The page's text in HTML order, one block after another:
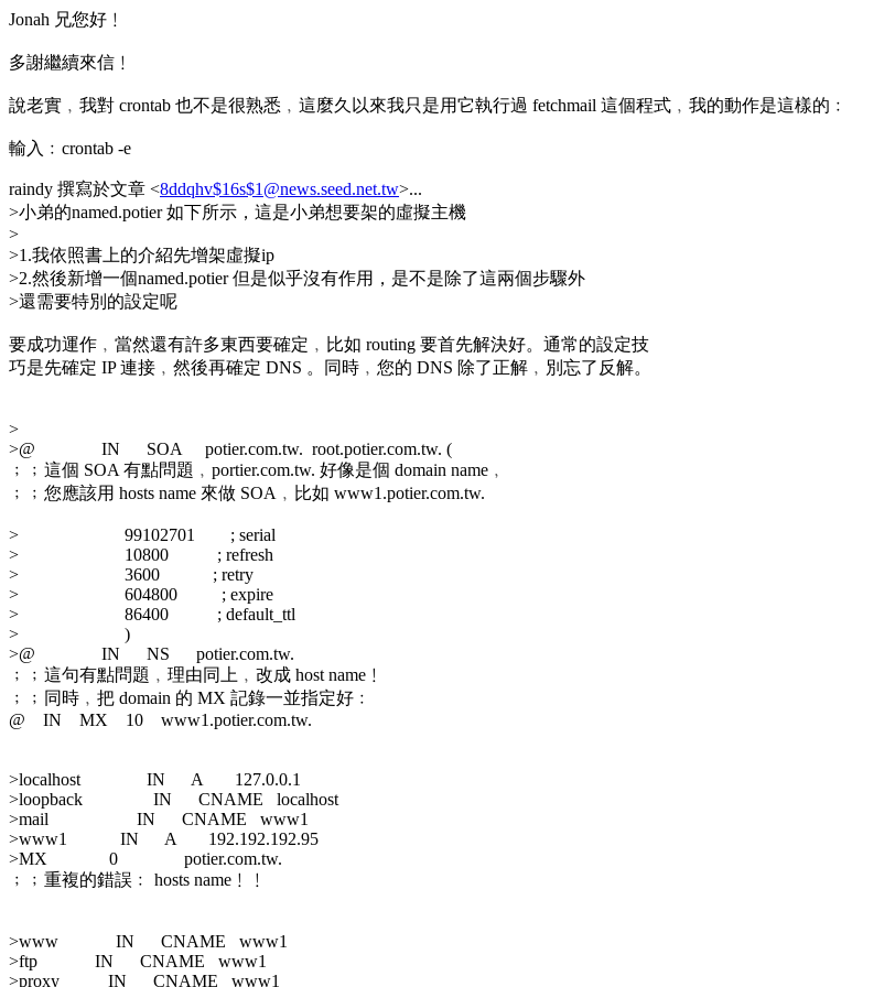
Jonah 兄您好﹗
多謝繼續來信﹗
說老實﹐我對 crontab 也不是很熟悉﹐這麼久以來我只是用它執行過 fetchmail 這個程式﹐我的動作是這樣的﹕
輸入﹕crontab -e
raindy 撰寫於文章 <8ddqhv$16s$1@news.seed.net.tw>...
>小弟的named.potier 如下所示，這是小弟想要架的虛擬主機
>
>1.我依照書上的介紹先增架虛擬ip
>2.然後新增一個named.potier 但是似乎沒有作用，是不是除了這兩個步驟外
>還需要特別的設定呢
要成功運作﹐當然還有許多東西要確定﹐比如 routing 要首先解決好。通常的設定技
巧是先確定 IP 連接﹐然後再確定 DNS 。同時﹐您的 DNS 除了正解﹐別忘了反解。
>
>@ IN SOA potier.com.tw. root.potier.com.tw. (
﹔﹔這個 SOA 有點問題﹐portier.com.tw. 好像是個 domain name﹐
﹔﹔您應該用 hosts name 來做 SOA﹐比如 www1.potier.com.tw.
> 99102701 ; serial
> 10800 ; refresh
> 3600 ; retry
> 604800 ; expire
> 86400 ; default_ttl
> )
>@ IN NS potier.com.tw.
﹔﹔這句有點問題﹐理由同上﹐改成 host name﹗
﹔﹔同時﹐把 domain 的 MX 記錄一並指定好﹕
@ IN MX 10 www1.potier.com.tw.
>localhost IN A 127.0.0.1
>loopback IN CNAME localhost
>mail IN CNAME www1
>www1 IN A 192.192.192.95
>MX 0 potier.com.tw.
﹔﹔重複的錯誤﹕ hosts name﹗﹗
>www IN CNAME www1
>ftp IN CNAME www1
>proxy IN CNAME www1